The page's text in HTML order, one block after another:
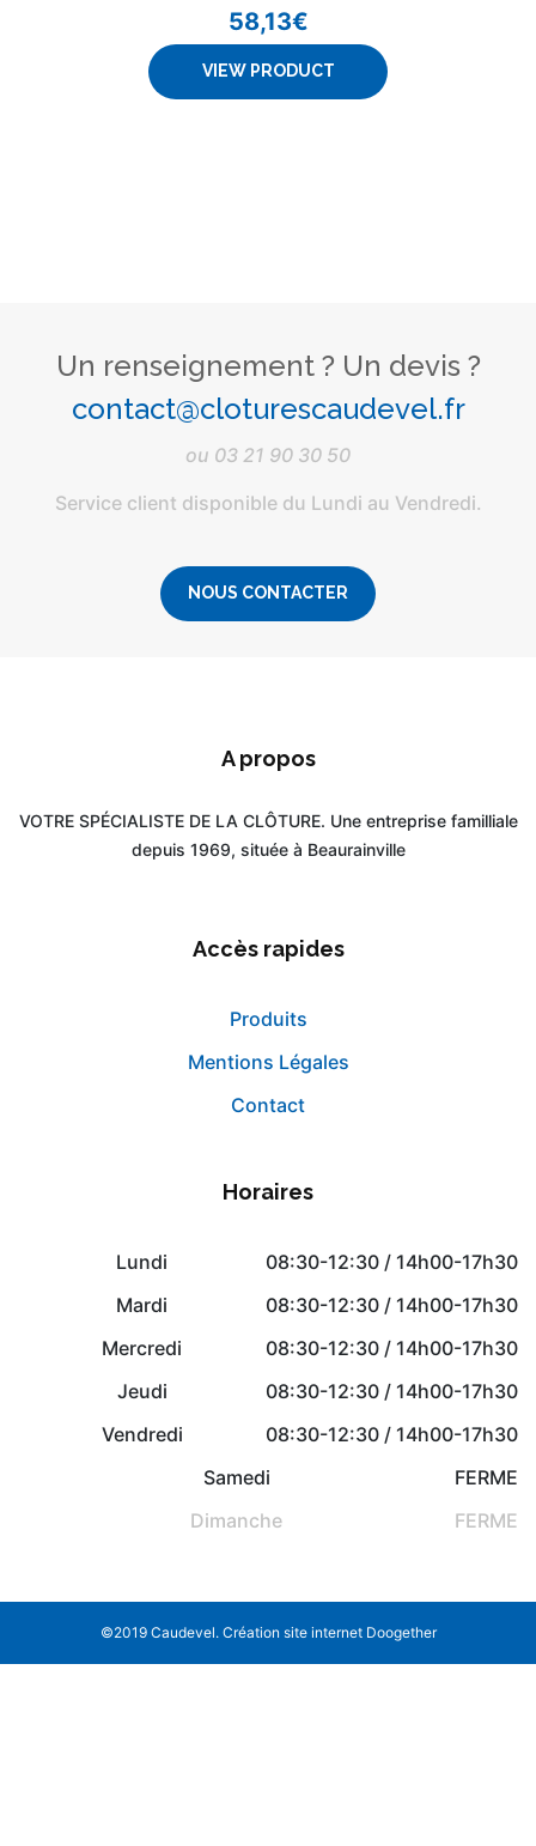
58,13€
VIEW PRODUCT
Un renseignement ? Un devis ?
contact@cloturescaudevel.fr
ou 03 21 90 30 50
Service client disponible du Lundi au Vendredi.
NOUS CONTACTER
A propos
VOTRE SPÉCIALISTE DE LA CLÔTURE. Une entreprise familliale
depuis 1969, située à Beaurainville
Accès rapides
Produits
Mentions Légales
Contact
Horaires
Lundi
08:30-12:30 / 14h00-17h30
Mardi
08:30-12:30 / 14h00-17h30
Mercredi
08:30-12:30 / 14h00-17h30
Jeudi
08:30-12:30 / 14h00-17h30
Vendredi
08:30-12:30 / 14h00-17h30
Samedi
FERME
Dimanche
FERME
©2019 Caudevel. Création site internet Doogether